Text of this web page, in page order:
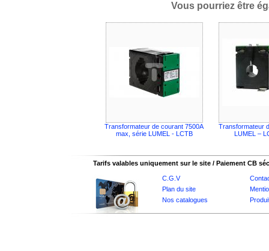
Vous pourriez être
Transformateur de courant 7500A
max, série LUMEL - LCTB
Transformateur
LUMEL –
Tarifs valables uniquement sur le site / Paiement CB
C.G.V
Plan du site
Nos catalogues